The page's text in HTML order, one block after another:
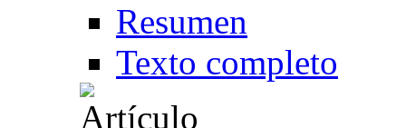
Resumen
Texto completo